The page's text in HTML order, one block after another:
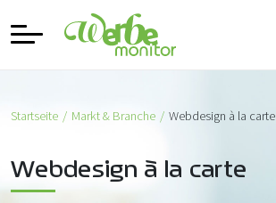
Startseite Markt & Branche Webdesign à la carte
Webdesign à la carte